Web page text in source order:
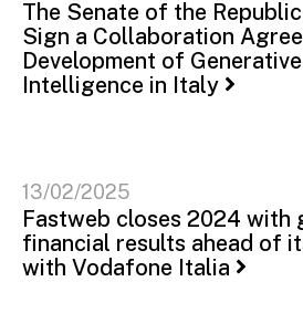
The Senate of the
Sign a Collaboration
Development of
Intelligence in Italy
13/02/2025
Fastweb closes 2024 with
financial results ahead of
with Vodafone Italia